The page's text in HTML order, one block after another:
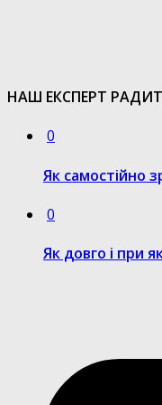
НАШ ЕКСПЕРТ
0
Як самостійно
0
Як довго і при